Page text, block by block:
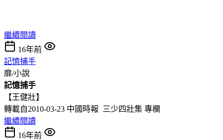
繼續閱讀
16年前
記憶捕手
靡/小說
記憶捕手
【王健壯】
轉載自2010-03-23 中國時報 三少四壯集 專欄
繼續閱讀
16年前